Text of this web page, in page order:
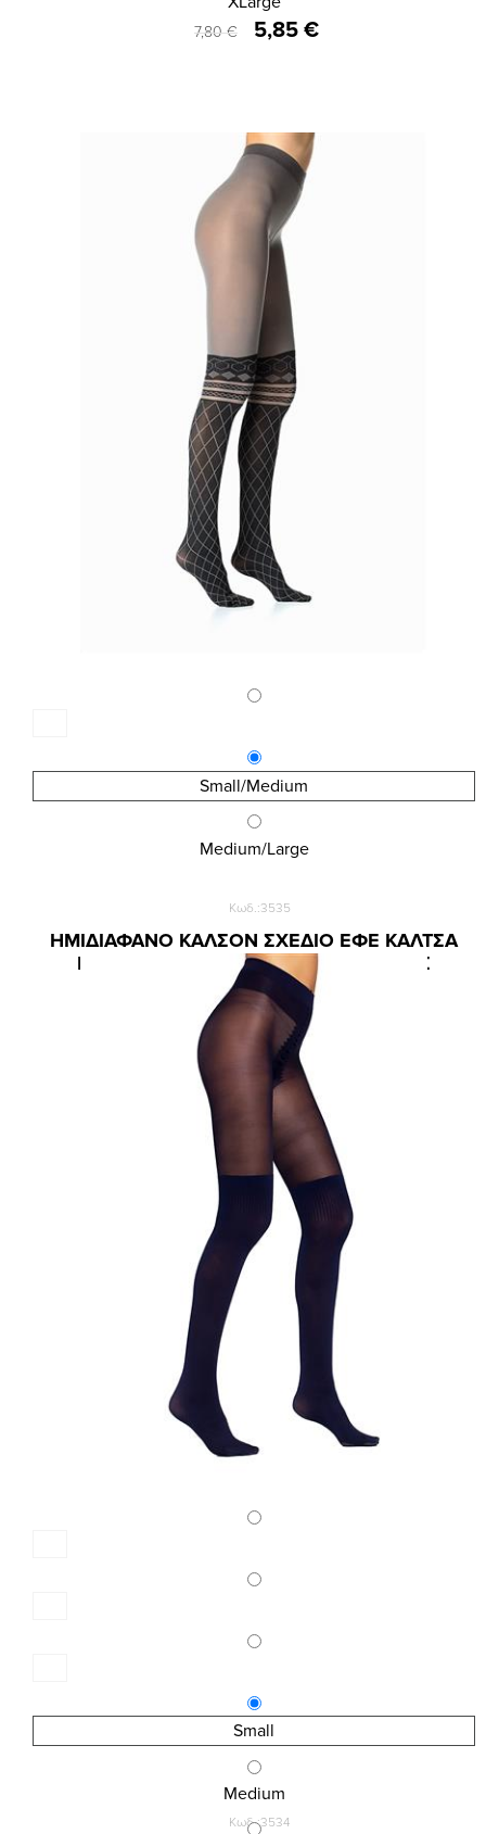
7,80 € 5,85 €
Small/Medium
Medium/Large
Κωδ.:3535
ΗΜΙΔΙΑΦΑΝΟ ΚΑΛΣΟΝ ΣΧΕΔΙΟ ΕΦΕ ΚΑΛΤΣΑ
ΠΑΝΩ ΑΠΟ ΤΟ ΓΟΝΑΤΟ ΜΕ ΡΟΜΒΟΥΣ
11,40 € 8,55 €
Small
Medium
Κωδ.:3534